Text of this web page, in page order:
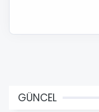
GÜNCEL